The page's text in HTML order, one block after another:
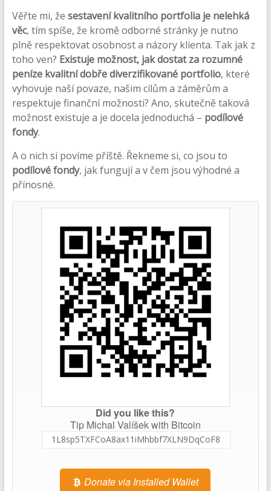
Věřte mi, že sestavení kvalitního portfolia je nelehká
věc, tím spíše, že kromě odborné stránky je nutno
plně respektovat osobnost a názory klienta. Tak jak z
toho ven? Existuje možnost, jak dostat za rozumné
peníze kvalitní dobře diverzifikované portfolio, které
vyhovuje naší povaze, našim cílům a záměrům a
respektuje finanční možnosti? Ano, skutečně taková
možnost existuje a je docela jednoduchá – podílové
fondy.
A o nich si povíme příště. Řekneme si, co jsou to
podílové fondy, jak fungují a v čem jsou výhodné a
přínosné.
Did you like this?
Tip Michal Valíšek with Bitcoin
Donate via Installed Wallet